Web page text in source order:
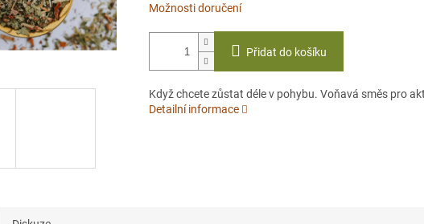
Možnosti doručení
Přidat do košíku
Když chcete zůstat déle v pohybu. Voňavá směs pro
Detailní informace